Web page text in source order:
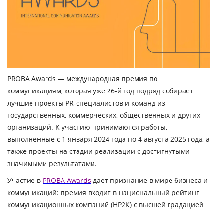
PROBA Awards — международная премия по
коммуникациям, которая уже 26-й год подряд собирает
лучшие проекты PR-специалистов и команд из
государственных, коммерческих, общественных и других
организаций. К участию принимаются работы,
выполненные с 1 января 2024 года по 4 августа 2025 года, а
также проекты на стадии реализации с достигнутыми
значимыми результатами.
Участие в PROBA Awards дает признание в мире бизнеса и
коммуникаций: премия входит в национальный рейтинг
коммуникационных компаний (НР2К) с высшей градацией